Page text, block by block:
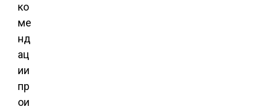
ко
ме
нд
ац
ии
пр
ои